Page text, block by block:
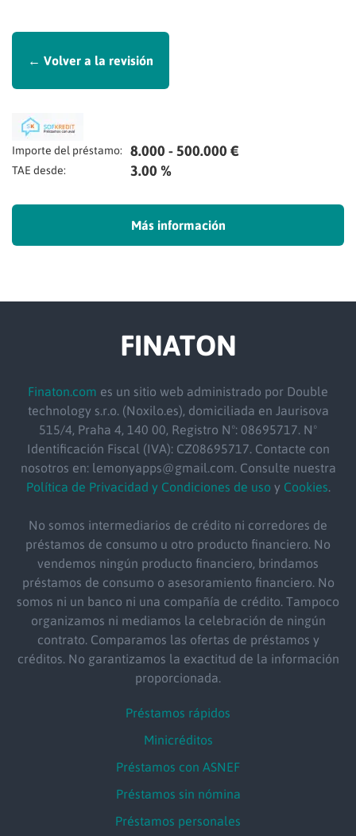
← Volver a la revisión
Importe del préstamo: 8.000 - 500.000 €
TAE desde: 3.00 %
Más información
FINATON
Finaton.com es un sitio web administrado por Double
technology s.r.o. (Noxilo.es), domiciliada en Jaurisova
515/4, Praha 4, 140 00, Registro Nº: 08695717. Nº
Identificación Fiscal (IVA): CZ08695717. Contacte con
nosotros en: lemonyapps@gmail.com. Consulte nuestra
Política de Privacidad y Condiciones de uso y Cookies.
No somos intermediarios de crédito ni corredores de
préstamos de consumo u otro producto financiero. No
vendemos ningún producto financiero, brindamos
préstamos de consumo o asesoramiento financiero. No
somos ni un banco ni una compañía de crédito. Tampoco
organizamos ni mediamos la celebración de ningún
contrato. Comparamos las ofertas de préstamos y
créditos. No garantizamos la exactitud de la información
proporcionada.
Préstamos rápidos
Minicréditos
Préstamos con ASNEF
Préstamos sin nómina
Préstamos personales